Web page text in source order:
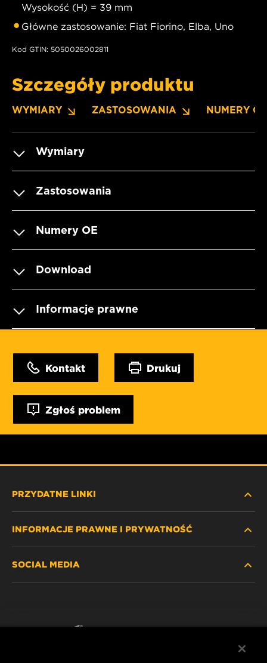
Wysokość (H) = 39 mm
Główne zastosowanie: Fiat Fiorino, Elba, Uno
Kod GTIN: 5050026002811
Szczegóły produktu
WYMIARY ZASTOSOWANIA NUMERY OE
Wymiary
Zastosowania
Numery OE
Download
Informacje prawne
Kontakt Drukuj
Zgłoś problem
PRZYDATNE LINKI
GDZIE KUPIĆ
INFORMACJE PRAWNE I PRYWATNOŚĆ
SOCIAL MEDIA